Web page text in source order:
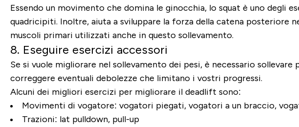
Essendo un movimento che domina le ginocchia, lo squat è uno degli
quadricipiti. Inoltre, aiuta a sviluppare la forza della catena
muscoli primari utilizzati anche in questo sollevamento.
8. Eseguire esercizi accessori
Se si vuole migliorare nel sollevamento dei pesi, è necessario
correggere eventuali debolezze che limitano i vostri progressi.
Alcuni dei migliori esercizi per migliorare il deadlift sono:
Movimenti di vogatore: vogatori piegati, vogatori a un braccio,
Trazioni: lat pulldown, pull-up